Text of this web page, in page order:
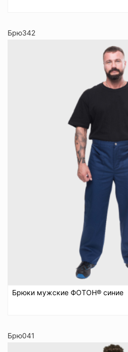
Брю342
Брюки мужские ФОТОН® синие
Брю041